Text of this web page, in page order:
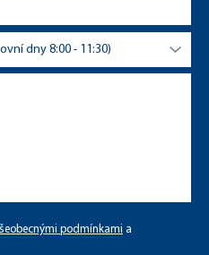
podmínkami a